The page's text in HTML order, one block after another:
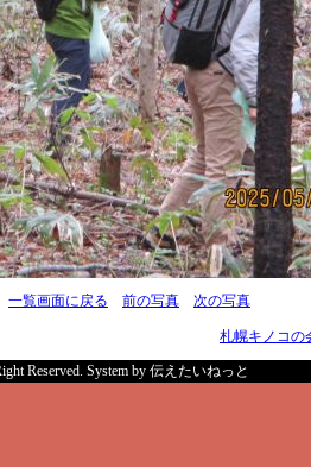
一覧画面に戻る 前の写真 次の写真
札幌キノコの
Reserved. System by 伝えたいねっと